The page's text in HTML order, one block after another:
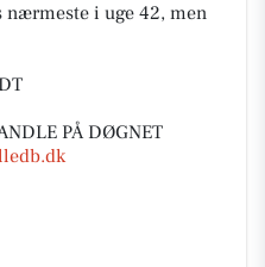
i uge 42, men
PÅ DØGNET